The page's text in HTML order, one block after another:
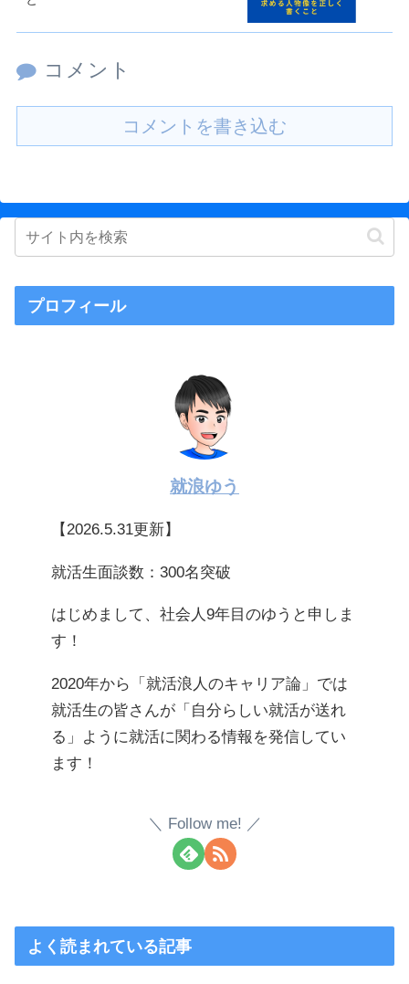
コメント
コメントを書き込む
プロフィール
就浪ゆう
【2026.5.31更新】
就活生面談数：300名突破
はじめまして、社会人9年目のゆうと申しま
す！
2020年から「就活浪人のキャリア論」では
就活生の皆さんが「自分らしい就活が送れ
る」ように就活に関わる情報を発信してい
ます！
Follow me!
よく読まれている記事